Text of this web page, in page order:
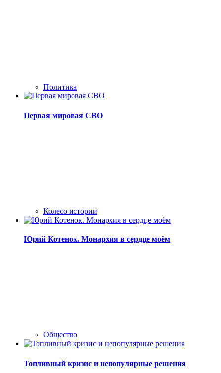
Политика
Первая мировая СВО
Колесо истории
Юрий Котенок. Монархия в сердце моём
Общество
Топливный кризис и непопулярные решения